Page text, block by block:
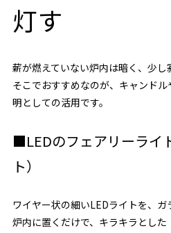
灯す
薪が燃えていない炉内は暗く、少し
そこでおすすめなのが、キャンド
明としての活用です。
■LEDのフェアリーライ
ト）
ワイヤー状の細いLEDライトを、
炉内に置くだけで、キラキラとし